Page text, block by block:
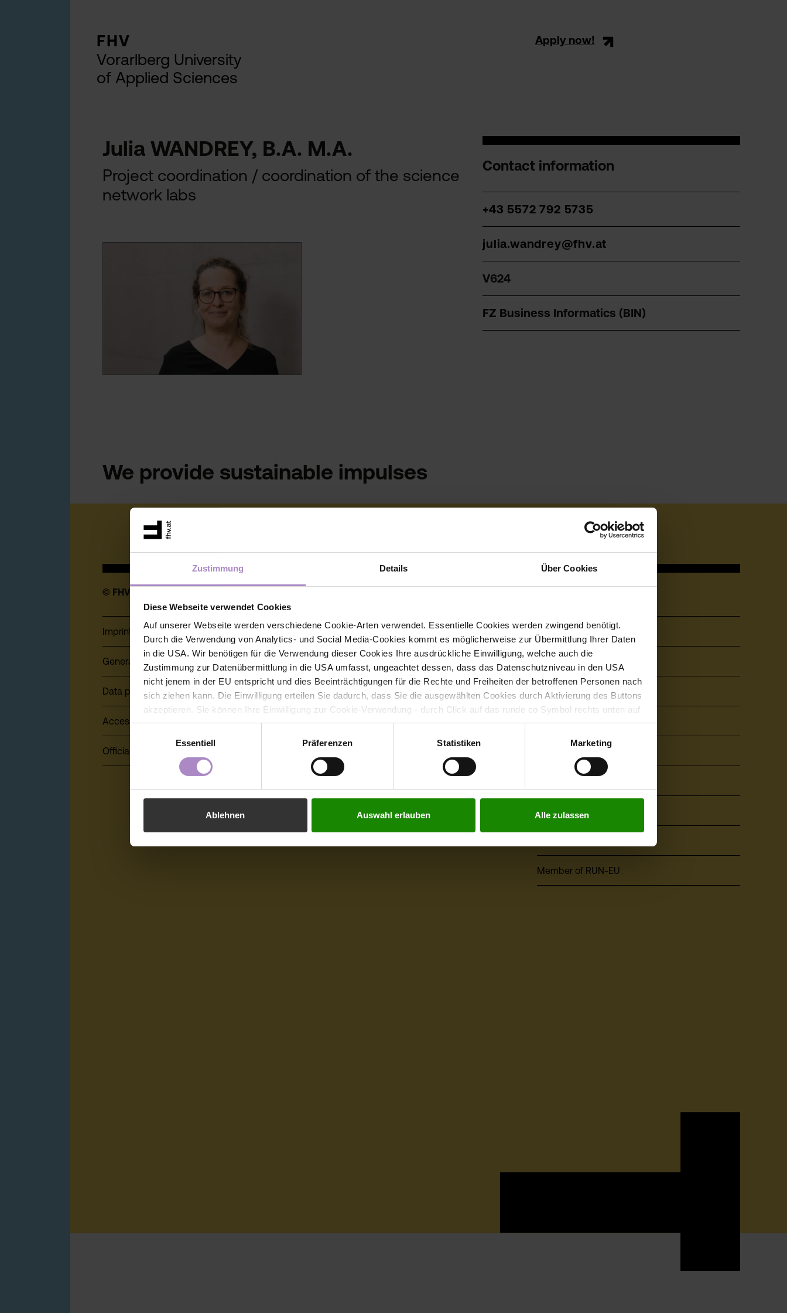
Zustimmung Details Über Cookies
Diese Webseite verwendet Cookies
Auf unserer Webseite werden verschiedene Cookie-Arten verwendet. Essentielle Cookies werden zwingend benötigt.
Durch die Verwendung von Analytics- und Social Media-Cookies kommt es möglicherweise zur Übermittlung Ihrer Daten
in die USA. Wir benötigen für die Verwendung dieser Cookies Ihre ausdrückliche Einwilligung, welche auch die
Zustimmung zur Datenübermittlung in die USA umfasst, ungeachtet dessen, dass das Datenschutzniveau in den USA
nicht jenem in der EU entspricht und dies Beeinträchtigungen für die Rechte und Freiheiten der betroffenen Personen nach
sich ziehen kann. Die Einwilligung erteilen Sie dadurch, dass Sie die ausgewählten Cookies durch Aktivierung des Buttons
akzeptieren. Sie können Ihre Einwilligung zur Cookie-Verwendung - durch Click auf das runde co Symbol rechts unten auf
der Webseite - jederzeit widerrufen. Durch den Widerruf der Einwilligung wird die Rechtmäßigkeit der aufgrund der
Einwilligung bis zum Widerruf erfolgten Verarbeitung nicht berührt. Weitere Informationen zum Datenschutz finden Sie
Essentiell
Präferenzen Statistiken Marketing
Ablehnen Auswahl erlauben Alle zulassen
FHV
Vorarlberg University
of Applied Sciences
Apply now!
Julia WANDREY, B.A. M.A.
Project coordination / coordination of the science
network labs
Contact information
+43 5572 792 5735
julia.wandrey@fhv.at
V624
FZ Business Informatics (BIN)
We provide sustainable impulses
© FHV 2026
Imprint
General terms and conditions
Data protection
Accessibility Statement
Official signature, electronic signature
FHV - Vorarlberg University of Applied Sciences
CAMPUS V, Hochschulstraße 1
6850 Dornbirn
Austria
+43 5572 792
info@fhv.at
Subscribe to newsletter
About FHV
Library
Cafeteria & Café Campus
Events
Member of RUN-EU